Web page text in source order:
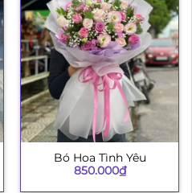
Bó Hoa Tình Yêu
850.000₫